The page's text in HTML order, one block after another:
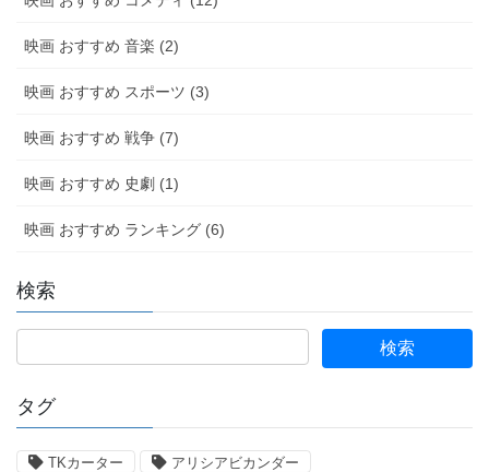
映画 おすすめ 音楽 (2)
映画 おすすめ スポーツ (3)
映画 おすすめ 戦争 (7)
映画 おすすめ 史劇 (1)
映画 おすすめ ランキング (6)
検索
タグ
TKカーター アリシアビカンダー